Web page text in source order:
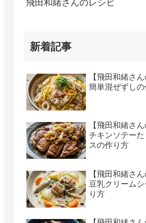
飛田和緒さんのレシピ
新着記事
【飛田和緒さん
簡単混ぜずし
【飛田和緒さん
チキンソテー
スの作り方
【飛田和緒さん
豆乳クリーム
り方